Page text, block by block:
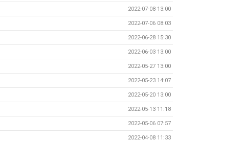
2022-07-08 13:00
2022-07-06 08:03
2022-06-28 15:30
2022-06-03 13:00
2022-05-27 13:00
2022-05-23 14:07
2022-05-20 13:00
2022-05-13 11:18
2022-05-06 07:57
2022-04-08 11:33